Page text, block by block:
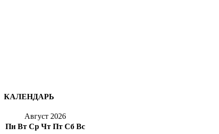
КАЛЕНДАРЬ
Август 2026
Пн Вт Ср Чт Пт Сб Вс